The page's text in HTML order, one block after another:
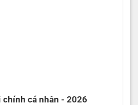
chính cá nhân - 2026